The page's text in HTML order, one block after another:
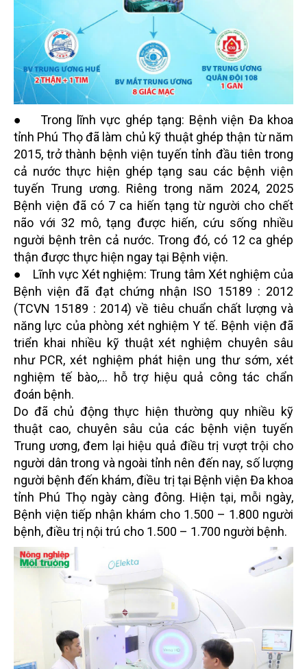
● Trong lĩnh vực ghép tạng: Bệnh viện Đa khoa
tỉnh Phú Thọ đã làm chủ kỹ thuật ghép thận từ năm
2015, trở thành bệnh viện tuyến tỉnh đầu tiên trong
cả nước thực hiện ghép tạng sau các bệnh viện
tuyến Trung ương. Riêng trong năm 2024, 2025
Bệnh viện đã có 7 ca hiến tạng từ người cho chết
não với 32 mô, tạng được hiến, cứu sống nhiều
người bệnh trên cả nước. Trong đó, có 12 ca ghép
thận được thực hiện ngay tại Bệnh viện.
● Lĩnh vực Xét nghiệm: Trung tâm Xét nghiệm của
Bệnh viện đã đạt chứng nhận ISO 15189 : 2012
(TCVN 15189 : 2014) về tiêu chuẩn chất lượng và
năng lực của phòng xét nghiệm Y tế. Bệnh viện đã
triển khai nhiều kỹ thuật xét nghiệm chuyên sâu
như PCR, xét nghiệm phát hiện ung thư sớm, xét
nghiệm tế bào,... hỗ trợ hiệu quả công tác chẩn
đoán bệnh.
Do đã chủ động thực hiện thường quy nhiều kỹ
thuật cao, chuyên sâu của các bệnh viện tuyến
Trung ương, đem lại hiệu quả điều trị vượt trội cho
người dân trong và ngoài tỉnh nên đến nay, số lượng
người bệnh đến khám, điều trị tại Bệnh viện Đa khoa
tỉnh Phú Thọ ngày càng đông. Hiện tại, mỗi ngày,
Bệnh viện tiếp nhận khám cho 1.500 – 1.800 người
bệnh, điều trị nội trú cho 1.500 – 1.700 người bệnh.